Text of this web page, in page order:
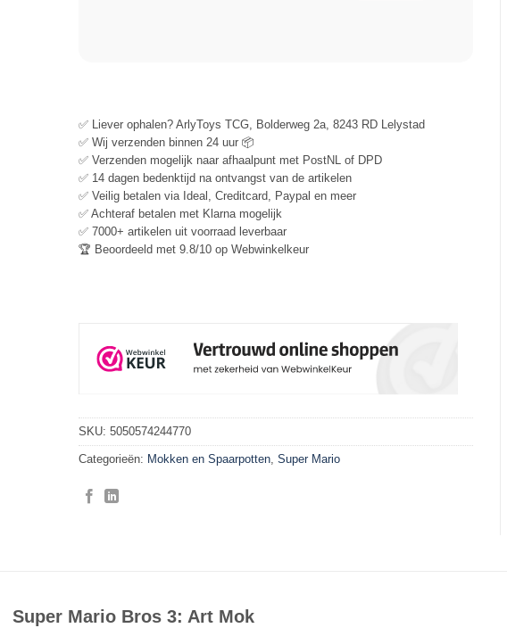
✅ Liever ophalen? ArlyToys TCG, Bolderweg 2a, 8243 RD Lelystad
✅ Wij verzenden binnen 24 uur 📦
✅ Verzenden mogelijk naar afhaalpunt met PostNL of DPD
✅ 14 dagen bedenktijd na ontvangst van de artikelen
✅ Veilig betalen via Ideal, Creditcard, Paypal en meer
✅ Achteraf betalen met Klarna mogelijk
✅ 7000+ artikelen uit voorraad leverbaar
🏆 Beoordeeld met 9.8/10 op Webwinkelkeur
SKU: 5050574244770
Categorieën: Mokken en Spaarpotten, Super Mario
Super Mario Bros 3: Art Mok